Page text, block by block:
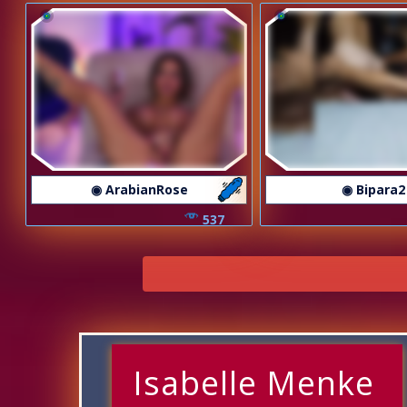
◉ ArabianRose
537
◉ Bipara2
Isabelle Menke